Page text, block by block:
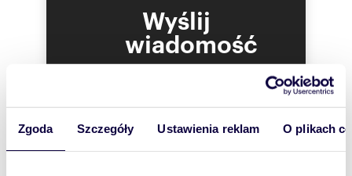
Zgoda Szczegóły Ustawienia reklam O plikach
Wyślij
wiadomość
oferty
szybko się z